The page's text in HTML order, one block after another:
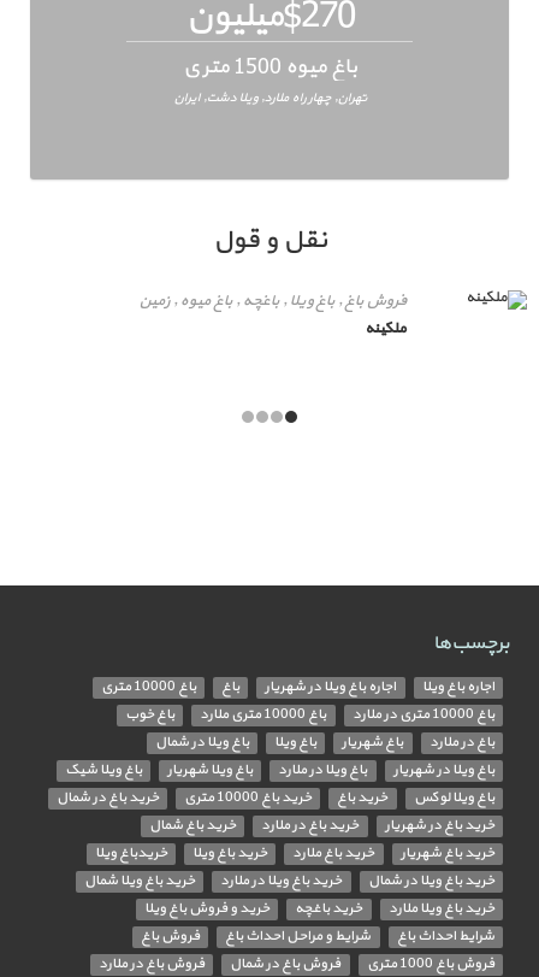
$270میلیون
باغ میوه 1500 متری
تهران, چهار راه ملارد, ویلا دشت, ایران
نقل و قول
فروش باغ , باغ ویلا , باغچه , باغ میوه , زمین
ملکینه
برچسب‌ها
اجاره باغ ویلا اجاره باغ ویلا در شهریار باغ
باغ 10000 متری
باغ 10000 متری در ملارد
باغ 10000 متری ملارد
باغ خوب
باغ در ملارد
باغ شهریار باغ ویلا
باغ ویلا در شمال
باغ ویلا در شهریار
باغ ویلا در ملارد باغ ویلا شهریار
باغ ویلا شیک
باغ ویلا لوکس
خرید باغ خرید باغ 10000 متری
خرید باغ در شمال
خرید باغ در شهریار
خرید باغ در ملارد
خرید باغ شمال
خرید باغ شهریار
خرید باغ ملارد خرید باغ ویلا
خریدباغ ویلا
خرید باغ ویلا در شمال
خرید باغ ویلا در ملارد
خرید باغ ویلا شمال
خرید باغ ویلا ملارد
خرید باغچه
خرید و فروش باغ ویلا
شرایط احداث باغ
شرایط و مراحل احداث باغ
فروش باغ
فروش باغ 1000 متری
فروش باغ در شمال
فروش باغ در ملارد